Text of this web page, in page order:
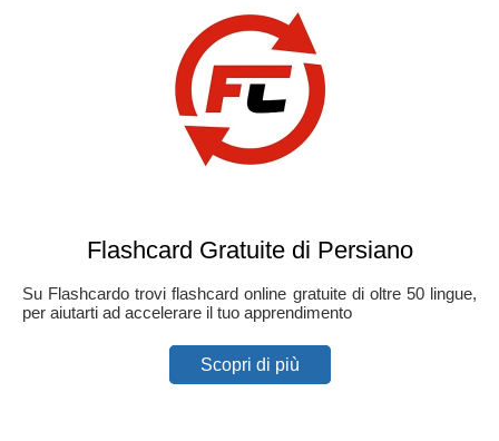
Flashcard Gratuite di Persiano
Su Flashcardo trovi flashcard online gratuite di oltre 50 lingue,
per aiutarti ad accelerare il tuo apprendimento
Scopri di più